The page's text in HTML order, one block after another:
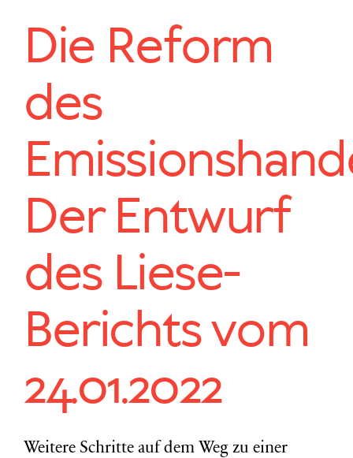
Die Reform
des
Der Entwurf
des Liese-
Berichts vom
24.01.2022
Weitere Schritte auf dem Weg zu einer